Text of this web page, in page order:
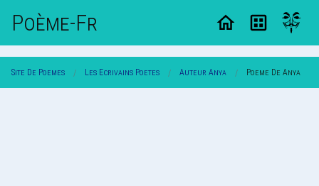
Poème-Fr
Site De Poemes Les Ecrivains Poetes Auteur Anya Poeme De Anya